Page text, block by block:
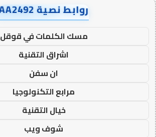
روابط نصية AA2492
مسك الكلمات في قوقل
اشراق التقنية
ان سفن
مرابع التكنولوجيا
خيال التقنية
شوف ويب